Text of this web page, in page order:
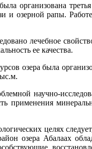
организована
и озерной рапы.
лечебное
ее качества.
озера была
научно-
применения
целях
озера Абалаах